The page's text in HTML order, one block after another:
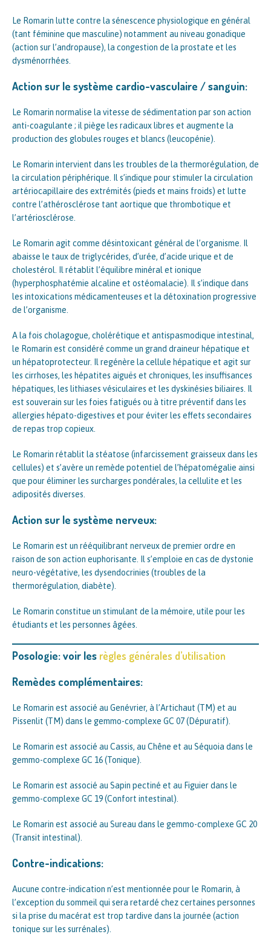
Le Romarin lutte contre la sénescence physiologique en général
(tant féminine que masculine) notamment au niveau gonadique
(action sur l’andropause), la congestion de la prostate et les
dysménorrhées.
Action sur le système cardio-vasculaire / sanguin:
Le Romarin normalise la vitesse de sédimentation par son action
anti-coagulante ; il piège les radicaux libres et augmente la
production des globules rouges et blancs (leucopénie).
Le Romarin intervient dans les troubles de la thermorégulation, de
la circulation périphérique. Il s’indique pour stimuler la circulation
artériocapillaire des extrémités (pieds et mains froids) et lutte
contre l’athérosclérose tant aortique que thrombotique et
l’artériosclérose.
Le Romarin agit comme désintoxicant général de l’organisme. Il
abaisse le taux de triglycérides, d’urée, d’acide urique et de
cholestérol. Il rétablit l’équilibre minéral et ionique
(hyperphosphatémie alcaline et ostéomalacie). Il s’indique dans
les intoxications médicamenteuses et la détoxination progressive
de l’organisme.
A la fois cholagogue, cholérétique et antispasmodique intestinal,
le Romarin est considéré comme un grand draineur hépatique et
un hépatoprotecteur. Il regénère la cellule hépatique et agit sur
les cirrhoses, les hépatites aiguës et chroniques, les insuffisances
hépatiques, les lithiases vésiculaires et les dyskinésies biliaires. Il
est souverain sur les foies fatigués ou à titre préventif dans les
allergies hépato-digestives et pour éviter les effets secondaires
de repas trop copieux.
Le Romarin rétablit la stéatose (infarcissement graisseux dans les
cellules) et s’avère un remède potentiel de l’hépatomégalie ainsi
que pour éliminer les surcharges pondérales, la cellulite et les
adiposités diverses.
Action sur le système nerveux:
Le Romarin est un rééquilibrant nerveux de premier ordre en
raison de son action euphorisante. Il s’emploie en cas de dystonie
neuro-végétative, les dysendocrinies (troubles de la
thermorégulation, diabète).
Le Romarin constitue un stimulant de la mémoire, utile pour les
étudiants et les personnes âgées.
Posologie: voir les règles générales d’utilisation
Remèdes complémentaires:
Le Romarin est associé au Genévrier, à l’Artichaut (TM) et au
Pissenlit (TM) dans le gemmo-complexe GC 07 (Dépuratif).
Le Romarin est associé au Cassis, au Chêne et au Séquoia dans le
gemmo-complexe GC 16 (Tonique).
Le Romarin est associé au Sapin pectiné et au Figuier dans le
gemmo-complexe GC 19 (Confort intestinal).
Le Romarin est associé au Sureau dans le gemmo-complexe GC 20
(Transit intestinal).
Contre-indications:
Aucune contre-indication n’est mentionnée pour le Romarin, à
l’exception du sommeil qui sera retardé chez certaines personnes
si la prise du macérat est trop tardive dans la journée (action
tonique sur les surrénales).